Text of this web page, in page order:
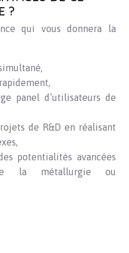
?
qui vous donnera la
panel d’utilisateurs de
de R&D en réalisant
potentialités avancées
la métallurgie ou